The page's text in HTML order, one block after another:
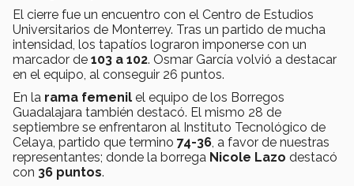
El cierre fue un encuentro con el Centro de Estudios
Universitarios de Monterrey. Tras un partido de mucha
intensidad, los tapatíos lograron imponerse con un
marcador de 103 a 102. Osmar García volvió a destacar
en el equipo, al conseguir 26 puntos.
En la rama femenil el equipo de los Borregos
Guadalajara también destacó. El mismo 28 de
septiembre se enfrentaron al Instituto Tecnológico de
Celaya, partido que termino 74-36 , a favor de nuestras
representantes; donde la borrega Nicole Lazo destacó
con 36 puntos.